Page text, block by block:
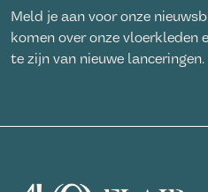
Meld je aan voor onze
komen over onze vloerkleden
te zijn van nieuwe lanceringen.